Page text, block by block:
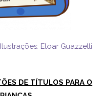
Eloar Guazzelli
DE TÍTULOS PARA O